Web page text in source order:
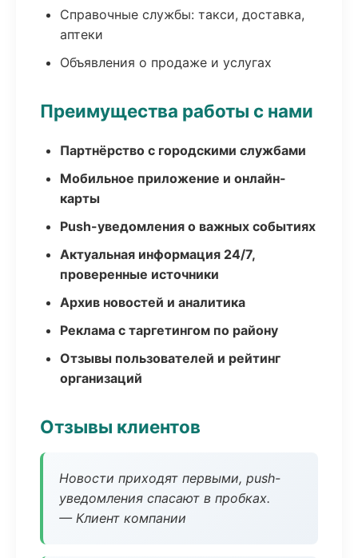
Справочные службы: такси, доставка,
аптеки
Объявления о продаже и услугах
Преимущества работы с нами
Партнёрство с городскими службами
Мобильное приложение и онлайн-
карты
Push-уведомления о важных событиях
Актуальная информация 24/7,
проверенные источники
Архив новостей и аналитика
Реклама с таргетингом по району
Отзывы пользователей и рейтинг
организаций
Отзывы клиентов
Новости приходят первыми, push-
уведомления спасают в пробках.
— Клиент компании